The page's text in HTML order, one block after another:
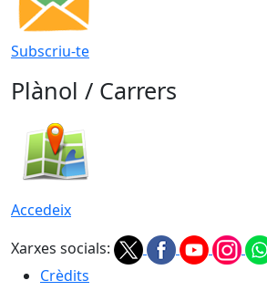
Subscriu-te
Plànol / Carrers
Accedeix
Xarxes socials:
Crèdits